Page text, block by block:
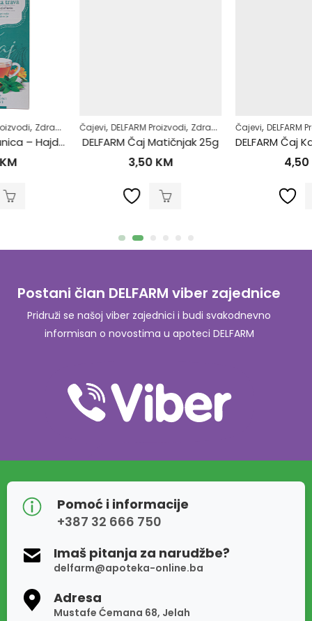
Čajevi,DELFARM Proizvodi,Zdrav život
DELFARM Čaj Matičnjak 25g
Čajevi,DELFARM Proizvodi,Zdrav život
DELFARM Čaj Kantarion – Gospina trava 50g
Postani član DELFARM viber zajednice
Pridruži se našoj viber zajednici i budi svakodnevno
informisan o novostima u apoteci DELFARM
Pomoć i informacije
+387 32 666 750
Imaš pitanja za narudžbe?
delfarm@apoteka-online.ba
Adresa
Mustafe Ćemana 68, Jelah